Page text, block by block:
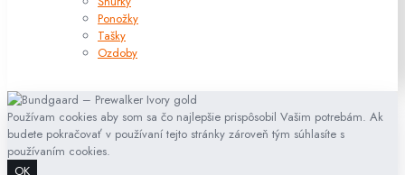
Ponožky
Tašky
Ozdoby
Používam cookies aby som sa čo najlepšie prispôsobil Vašim potrebám. Ak
budete pokračovať v používaní tejto stránky zároveň tým súhlasíte s
používaním cookies.
OK